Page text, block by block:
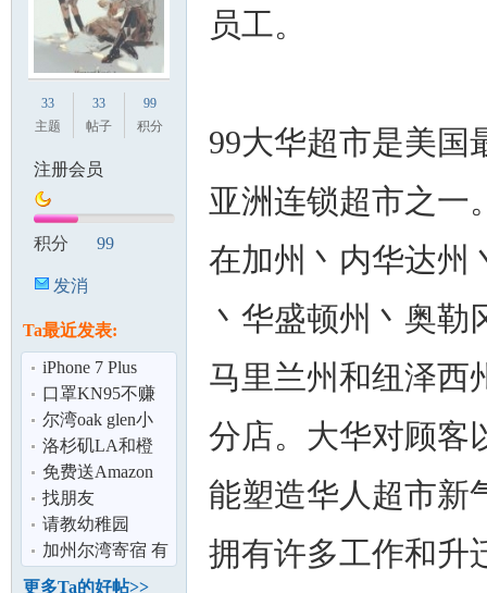
33
主题
33
帖子
99
积分
注册会员
积分 99
发消
Ta最近发表:
iPhone 7 Plus
256G黑色低价出
口罩KN95不赚
钱出 2.2美金！
尔湾oak glen小
区主卧出租
洛杉矶LA和橙
县OC 银行屋 法
拍屋REO上市房
免费送Amazon
皮带
找朋友
请教幼稚园
加州尔湾寄宿 有
爱心,有责任感
更多Ta的好帖>>
员工。
99大华超市是美国
亚洲连锁超市之一
在加州丶内华达州
丶华盛顿州丶奥勒
马里兰州和纽泽西
分店。大华对顾客
能塑造华人超市新
拥有许多工作和升